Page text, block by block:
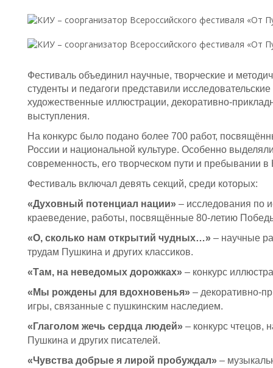
Фестиваль объединил научные, творческие и
студенты и педагоги представили
художественные иллюстрации, декоративно-
выступления.
На конкурс было подано более 700 работ,
России и национальной культуре. Особенно
современность, его творческом пути и пребывании в
Фестиваль включал девять секций, среди которых:
«Духовный потенциал нации» – исследования по
краеведение, работы, посвящённые 80-летию
«О, сколько нам открытий чудных…» – научные
трудам Пушкина и других классиков.
«Там, на неведомых дорожках» – конкурс
«Мы рождены для вдохновенья» – декоративно-
игры, связанные с пушкинским наследием.
«Глаголом жечь сердца людей» – конкурс чтецов,
Пушкина и других писателей.
«Чувства добрые я лирой пробуждал» –